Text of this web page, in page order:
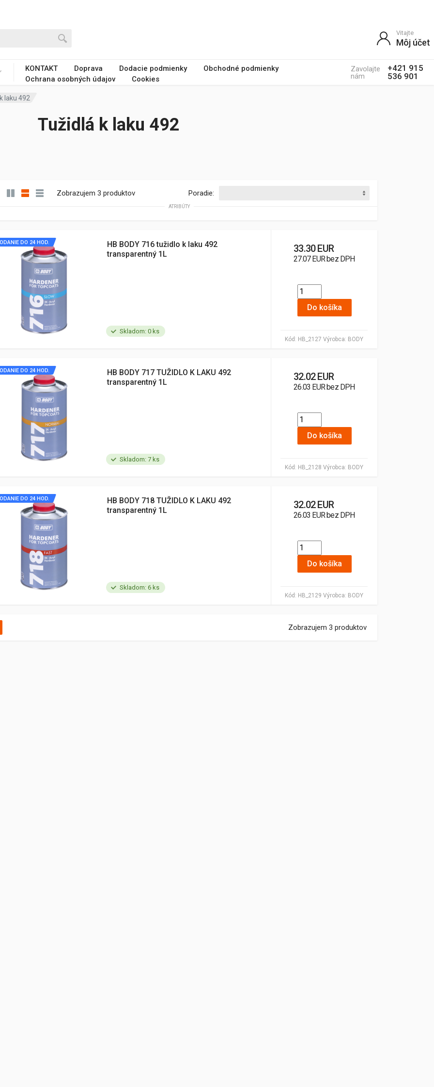
KONTAKT Doprava Dodacie podmienky
Obchodné podmienky
Ochrana osobných údajov
Cookies
Zavolajte
nám
+421 915
536 901
Vitajte
Môj účet
laku 492
Tužidlá k laku 492
Zobrazujem 3 produktov Poradie:
ATRIBÚTY
Skladom: 0 ks
Kód: HB_2127 Výrobca: BODY
DO 24 HOD.
HB BODY 716 tužidlo k laku 492
transparentný 1L
33.30 EUR
27.07 EUR bez DPH
Do košíka
Skladom: 7 ks
Kód: HB_2128 Výrobca: BODY
DO 24 HOD.
HB BODY 717 TUŽIDLO K LAKU 492
transparentný 1L
32.02 EUR
26.03 EUR bez DPH
Do košíka
Skladom: 6 ks
Kód: HB_2129 Výrobca: BODY
DO 24 HOD.
HB BODY 718 TUŽIDLO K LAKU 492
transparentný 1L
32.02 EUR
26.03 EUR bez DPH
Do košíka
Zobrazujem 3 produktov